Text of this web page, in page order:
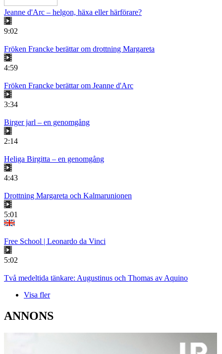
Jeanne d'Arc – helgon, häxa eller härförare?
9:02
Fröken Francke berättar om drottning Margareta
4:59
Fröken Francke berättar om Jeanne d'Arc
3:34
Birger jarl – en genomgång
2:14
Heliga Birgitta – en genomgång
4:43
Drottning Margareta och Kalmarunionen
5:01
Free School | Leonardo da Vinci
5:02
Två medeltida tänkare: Augustinus och Thomas av Aquino
Visa fler
ANNONS